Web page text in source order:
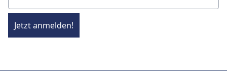
Jetzt anmelden!